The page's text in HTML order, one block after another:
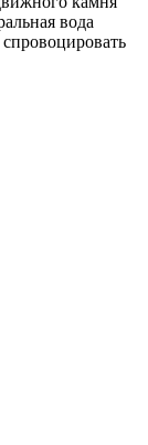
вода